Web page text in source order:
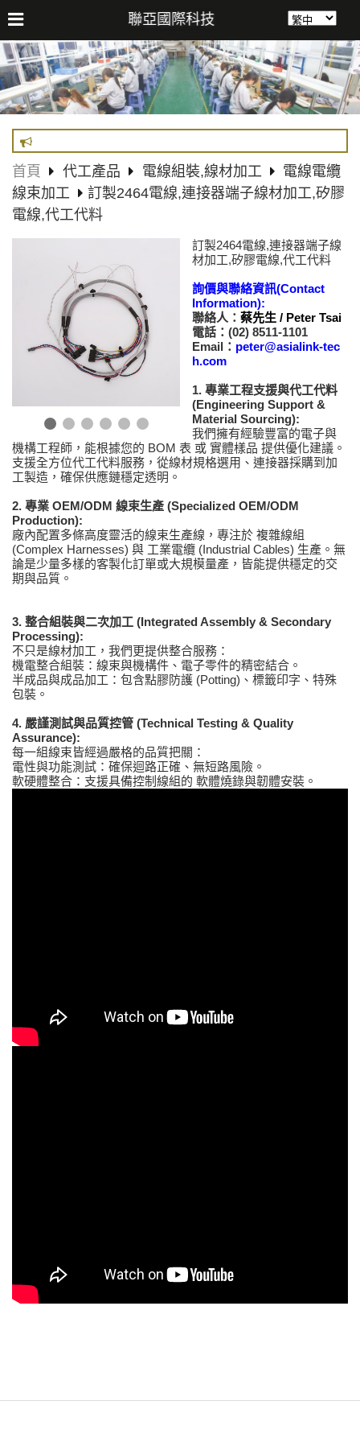
聯亞國際科技
首頁 代工產品 電線組裝,線材加工
電線電纜
線束加工
訂製2464電線,連接器端子線材加工,矽膠
電線,代工代料
訂製2464電線,連接器端子線
材加工,矽膠電線,代工代料
詢價與聯絡資訊(Contact
Information):
聯絡人： 蔡先生 / Peter Tsai
電話：(02) 8511-1101
Email： peter@asialink-tec
h.com
1. 專業工程支援與代工代料
(Engineering Support &
Material Sourcing):
我們擁有經驗豐富的電子與
機構工程師，能根據您的 BOM 表 或 實體樣品 提供優化建議。
支援全方位代工代料服務，從線材規格選用、連接器採購到加
工製造，確保供應鏈穩定透明。
2. 專業 OEM/ODM 線束生產 (Specialized OEM/ODM
Production):
廠內配置多條高度靈活的線束生產線，專注於 複雜線組
(Complex Harnesses) 與 工業電纜 (Industrial Cables) 生產。無
論是少量多樣的客製化訂單或大規模量產，皆能提供穩定的交
期與品質。
3. 整合組裝與二次加工 (Integrated Assembly & Secondary
Processing):
不只是線材加工，我們更提供整合服務：
機電整合組裝：線束與機構件、電子零件的精密結合。
半成品與成品加工：包含點膠防護 (Potting)、標籤印字、特殊
包裝。
4. 嚴謹測試與品質控管 (Technical Testing & Quality
Assurance):
每一組線束皆經過嚴格的品質把關：
電性與功能測試：確保迴路正確、無短路風險。
軟硬體整合：支援具備控制線組的 軟體燒錄與韌體安裝。